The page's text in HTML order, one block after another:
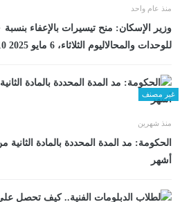
منذ عام واحد
للوحدات والمحالاليوم الثلاثاء، 6 مايو 2025 05:10 مـ
غير مصنف
منذ شهرين
أشهر